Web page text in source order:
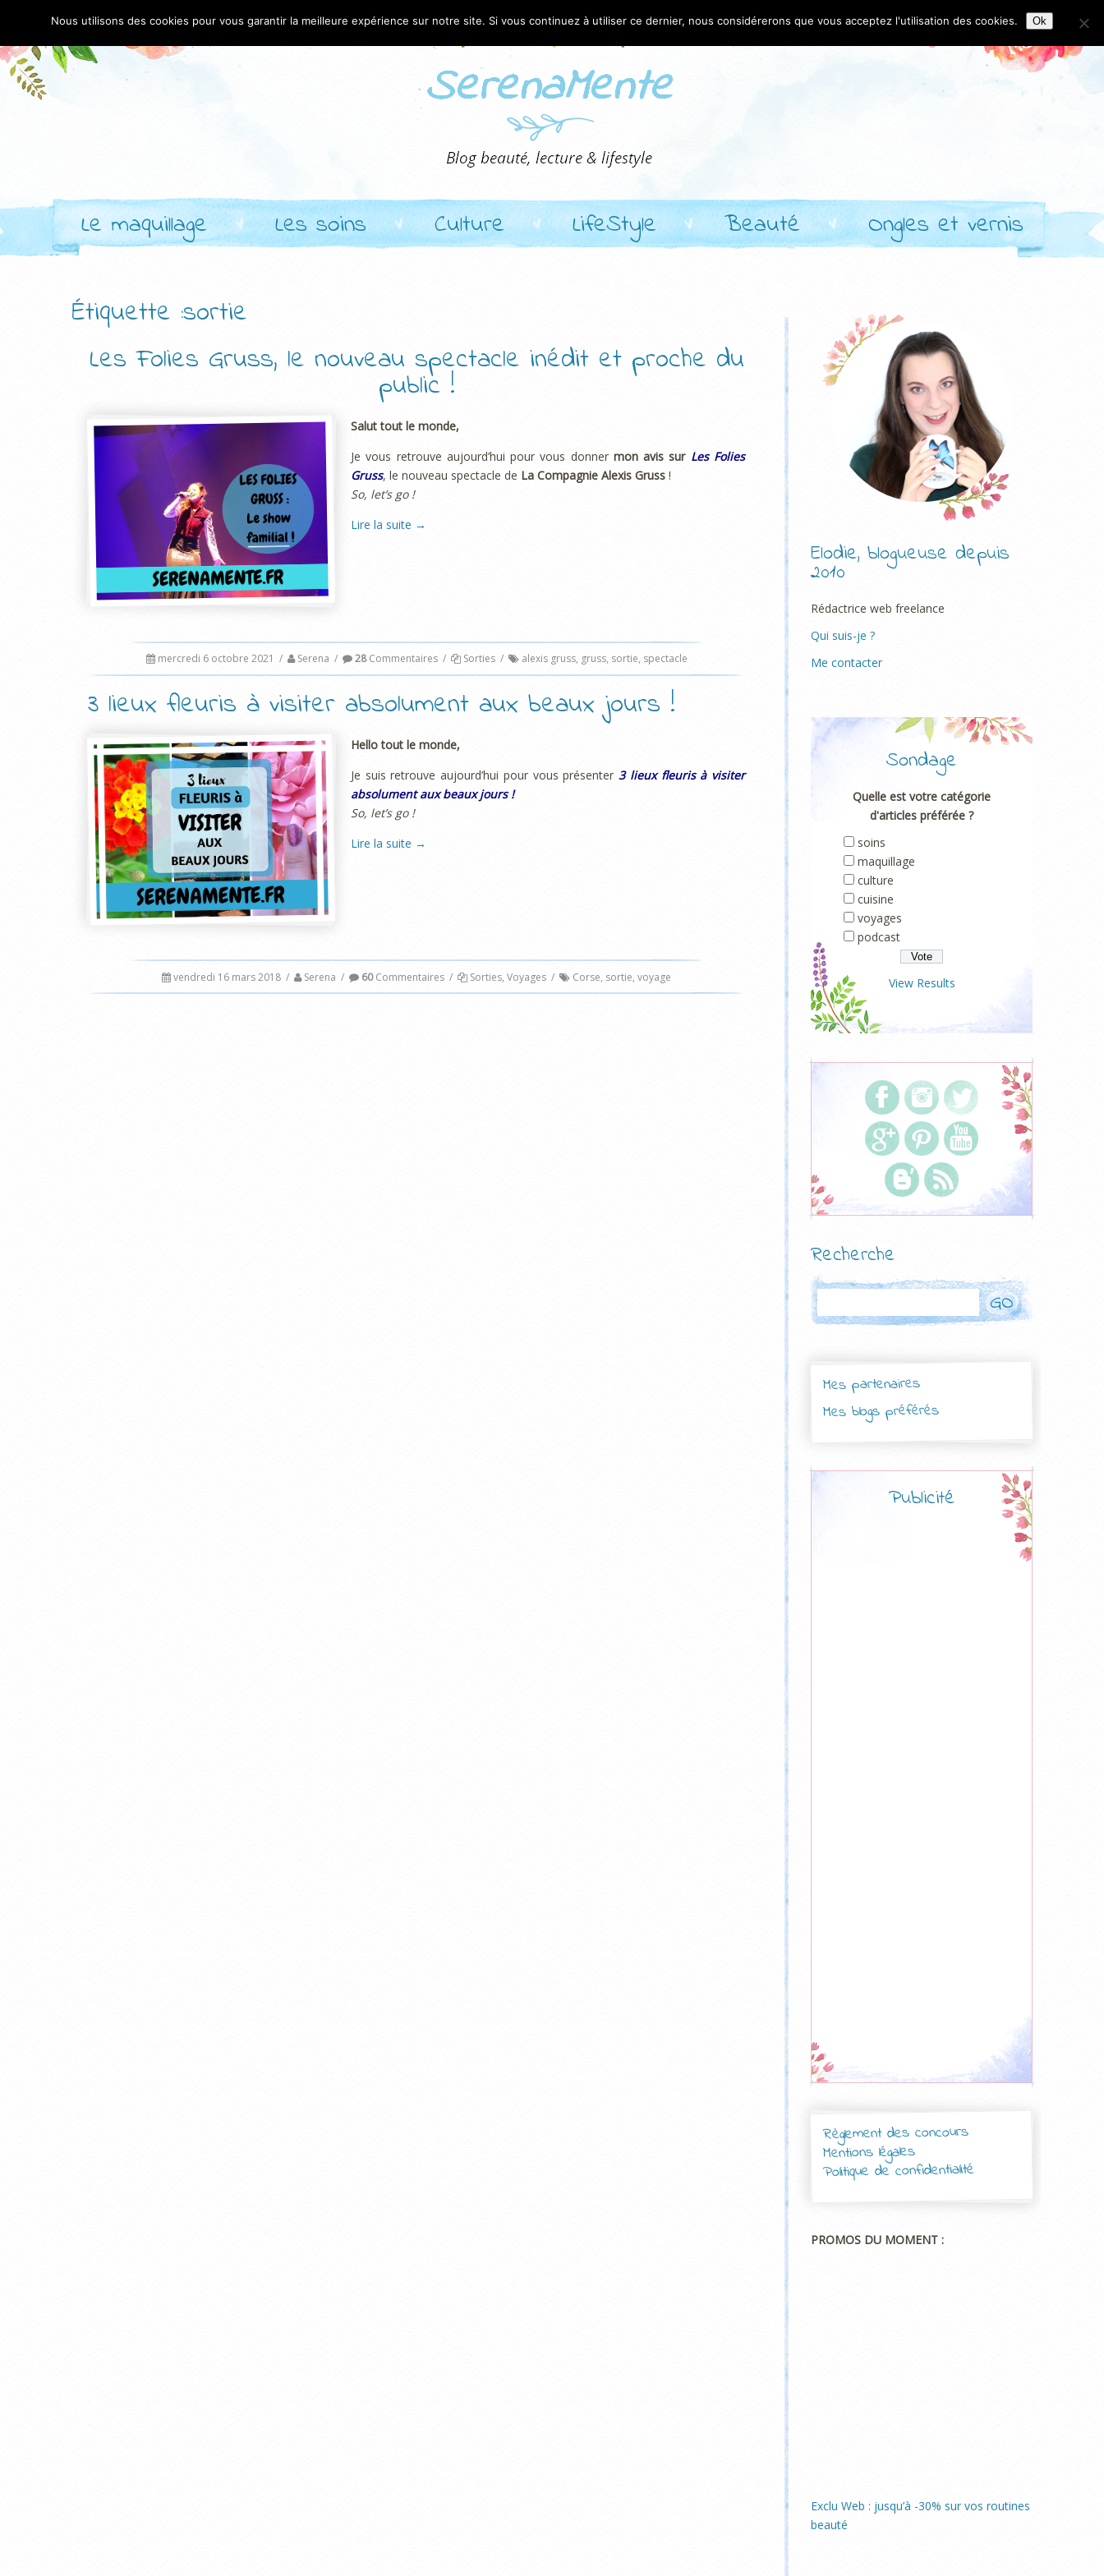
Le maquillage Les soins Culture LifeStyle Beauté Ongles et vernis
Étiquette :sortie
Les Folies Gruss, le nouveau spectacle inédit et proche du
public !
Salut tout le monde,
Je vous retrouve aujourd’hui pour vous donnermon avis sur Les Folies
Gruss, le nouveau spectacle de La Compagnie Alexis Gruss !
So, let’s go !
Lire la suite →
mercredi 6 octobre 2021 / Serena / 28Commentaires / Sorties / alexis gruss, gruss, sortie, spectacle
3 lieux fleuris à visiter absolument aux beaux jours !
Hello tout le monde,
Je suis retrouve aujourd’hui pour vous présenter 3 lieux fleuris à visiter
absolument aux beaux jours !
So, let’s go !
Lire la suite →
vendredi 16 mars 2018 / Serena / 60Commentaires / Sorties, Voyages / Corse, sortie, voyage
Elodie, blogueuse depuis
2010
Rédactrice web freelance
Qui suis-je ?
Me contacter
Sondage
Quelle est votre catégorie
d'articles préférée ?
soins
maquillage
culture
cuisine
voyages
podcast
View Results
Recherche
Mes partenaires
Mes blogs préférés
Publicité
Règlement des concours
Mentions légales
Politique de confidentialité
PROMOS DU MOMENT :
Exclu Web : jusqu’à -30% sur vos routines
beauté
Nous utilisons des cookies pour vous garantir la meilleure expérience sur notre site. Si vous continuez à utiliser ce dernier, nous considérerons que vous acceptez l'utilisation des cookies. Ok